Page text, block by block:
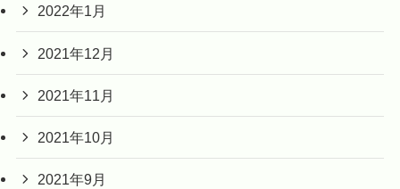
2022年1月
2021年12月
2021年11月
2021年10月
2021年9月